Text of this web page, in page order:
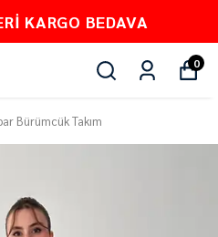
KARGO BEDAVA
0
Bürümcük Takım